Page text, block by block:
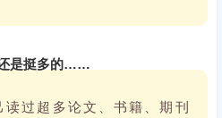
是挺多的……
过超多论文、书籍、期刊